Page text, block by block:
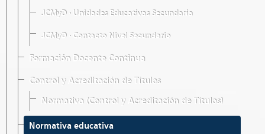
JCMyD · Unidades Educativas Secundaria
JCMyD · Contacto Nivel Secundario
Formación Docente Continua
Control y Acreditación de Títulos
Normativa (Control y Acreditación de Títulos)
Normativa educativa